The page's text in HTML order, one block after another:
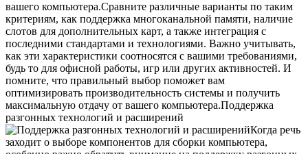
вашего компьютера.Сравните различные варианты по таким
критериям, как поддержка многоканальной памяти, наличие
слотов для дополнительных карт, а также интеграция с
последними стандартами и технологиями. Важно учитывать,
как эти характеристики соотносятся с вашими требованиями,
будь то для офисной работы, игр или других активностей. И
помните, что правильный выбор поможет вам
оптимизировать производительность системы и получить
максимальную отдачу от вашего компьютера.Поддержка
разгонных технологий и расширений
Когда речь
заходит о выборе компонентов для сборки компьютера,